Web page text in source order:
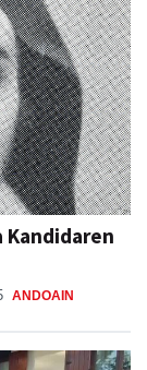
ANDOAIN